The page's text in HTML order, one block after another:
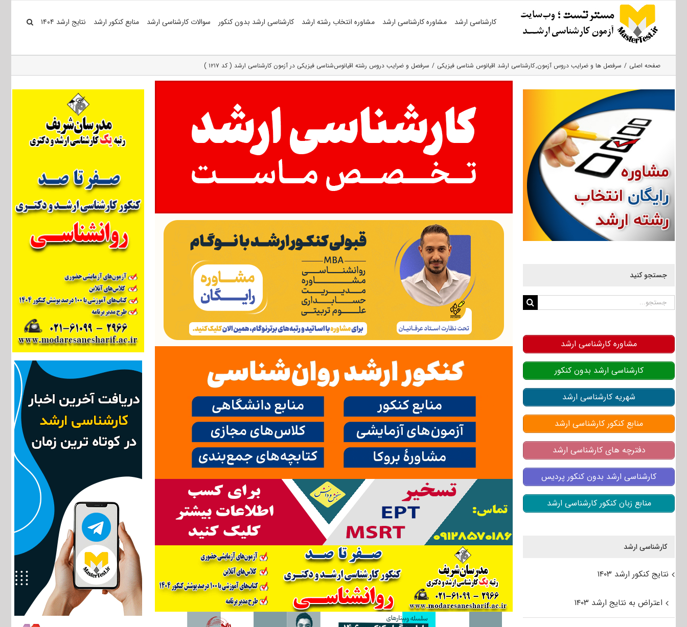
کارشناسی ارشد مشاوره کارشناسی ارشد مشاوره انتخاب رشته ارشد کارشناسی ارشد بدون کنکور سوالات کارشناسی ارشد منابع کنکور ارشد نتایج ارشد ۱۴۰۴
صفحه اصلی سرفصل ها و ضرایب دروس آزمون کارشناسی ارشد اقیانوس‌ شناسی فیزیکی سرفصل و ضرایب دروس رشته اقیانوس‌شناسی فیزیکی در آزمون کارشناسی ارشد ( کد ۱۲۱۷ )
جستجو کنید
جستجو
مشاوره کارشناسی ارشد
کارشناسی ارشد بدون کنکور
شهریه کارشناسی ارشد
منابع کنکور کارشناسی ارشد
دفترچه های کارشناسی ارشد
کارشناسی ارشد بدون کنکور پردیس
منابع زبان کنکور کارشناسی ارشد
کارشناسی ارشد
نتایج کنکور ارشد ۱۴۰۳
اعتراض به نتایج ارشد ۱۴۰۳